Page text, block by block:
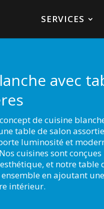
SERVICES
avec
de cuisine
table de salon
luminosité et
cuisines sont
et notre table
en ajoutant
intérieur.